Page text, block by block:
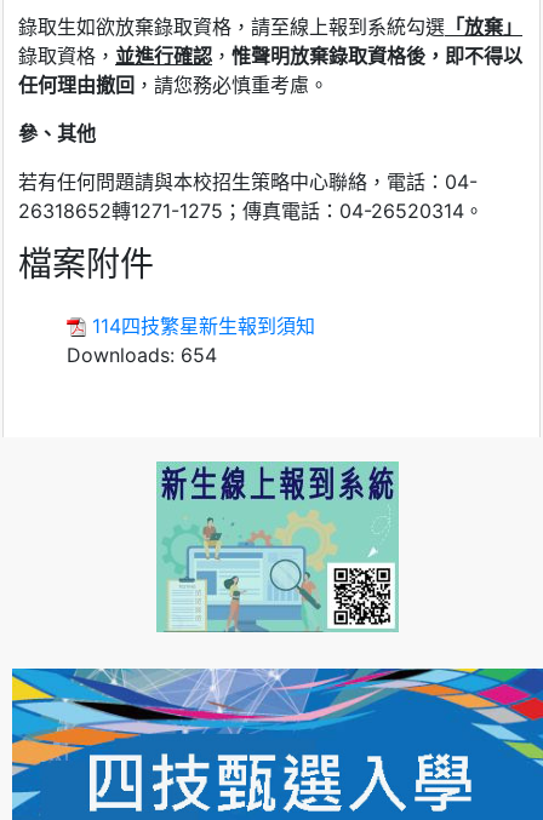
錄取生如欲放棄錄取資格，請至線上報到系統勾選 「放棄」
錄取資格， 並進行確認 ， 惟聲明放棄錄取資格後，即不得以
任何理由撤回 ，請您務必慎重考慮。
參、其他
若有任何問題請與本校招生策略中心聯絡，電話：04-
26318652轉1271-1275；傳真電話：04-26520314。
檔案附件
114四技繁星新生報到須知
Downloads: 654